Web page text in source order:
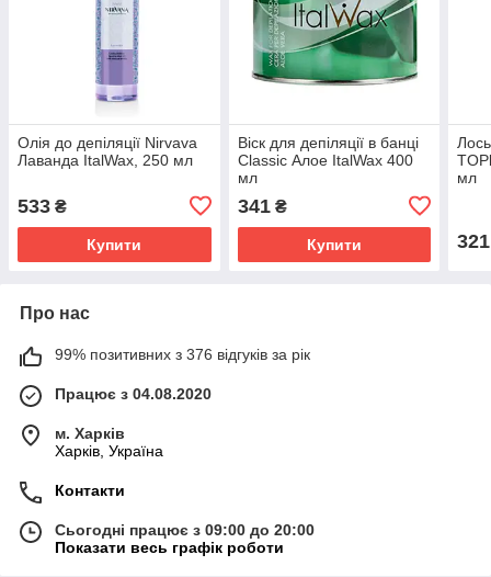
Олія до депіляції Nirvava
Лаванда ItalWax, 250 мл
533 ₴
Купити
Віск для депіляції в банці
Classic Алое ItalWax 400
мл
341₴
Купити
мл
321
Про нас
99% позитивних з 376 відгуків за рік
Працює з 04.08.2020
м. Харків
Харків, Україна
Контакти
Сьогодні працює з 09:00 до 20:00
Показати весь графік роботи